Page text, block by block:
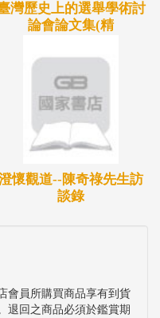
面聊天，則是在宣傳
「參加組織」、「知
罪名下，我們看到很
是基中的同事、逮捕
政府軍警情治人員認
所以都以參加叛亂組
灣歷史上的選舉學術討
論會論文集(精
懷觀道--陳奇祿先生訪
談錄
會員所購買商品享有到貨
退回之商品必須於鑑賞期